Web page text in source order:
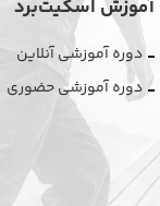
آموزش اسکیت‌برد
دوره آموزشی آنلاین
دوره آموزشی حضوری